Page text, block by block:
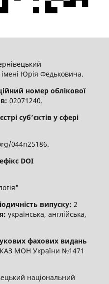
Юрія Федьковича.
номер облікової
02071240.
суб’єктів у сфері
044n25186.
DOI
випуску: 2
українська, англійська,
фахових видань
МОН України №1471
національний